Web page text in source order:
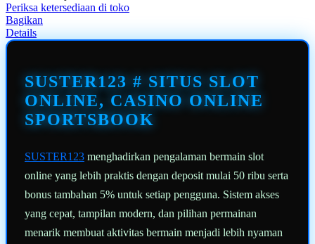
rata-
rata.
Read
13
Reviews.
halaman
yang
sama.
Periksa ketersediaan di toko
Bagikan
Details
SUSTER123 # SITUS SLOT
ONLINE, CASINO ONLINE
SPORTSBOOK
SUSTER123 menghadirkan pengalaman bermain slot
online yang lebih praktis dengan deposit mulai 50 ribu serta
bonus tambahan 5% untuk setiap pengguna. Sistem akses
yang cepat, tampilan modern, dan pilihan permainan
menarik membuat aktivitas bermain menjadi lebih nyaman